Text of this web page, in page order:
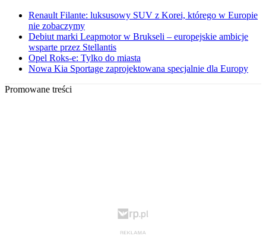
Renault Filante: luksusowy SUV z Korei, którego w Europie
nie zobaczymy
Debiut marki Leapmotor w Brukseli – europejskie ambicje
wsparte przez Stellantis
Opel Roks-e: Tylko do miasta
Nowa Kia Sportage zaprojektowana specjalnie dla Europy
Promowane treści